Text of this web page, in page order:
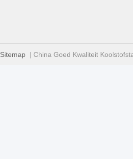
Sitemap| China Goed Kwaliteit